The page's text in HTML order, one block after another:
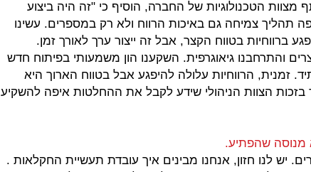
מצוות הטכנולוגיות של החברה, הוסיף כי "זה היה ביצוע
תהליך צמיחה גם באיכות הרווח ולא רק במספרים. עשינו
ברווחיות בטווח הקצר, אבל זה ייצור ערך לאורך זמן.
והתרחבנו גיאוגרפית. השקענו הון משמעותי בפיתוח חדש
זמנית, הרווחיות עלולה להיפגע אבל בטווח הארוך היא
הצוות הניהולי שידע לקבל את ההחלטות איפה להשקיע
שהפתיע.
יש לנו חזון, אנחנו מבינים איך עובדת תעשיית החקלאות .